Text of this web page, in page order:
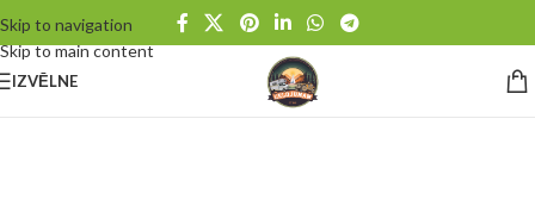
Skip to navigation
Skip to main content
IZVĒLNE